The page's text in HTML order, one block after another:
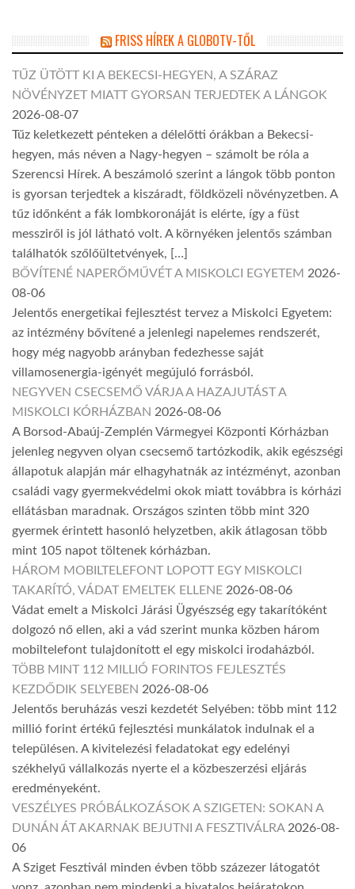
FRISS HÍREK A GLOBOTV-TŐL
TŰZ ÜTÖTT KI A BEKECSI-HEGYEN, A SZÁRAZ
NÖVÉNYZET MIATT GYORSAN TERJEDTEK A LÁNGOK
2026-08-07
Tűz keletkezett pénteken a délelőtti órákban a Bekecsi-
hegyen, más néven a Nagy-hegyen – számolt be róla a
Szerencsi Hírek. A beszámoló szerint a lángok több ponton
is gyorsan terjedtek a kiszáradt, földközeli növényzetben. A
tűz időnként a fák lombkoronáját is elérte, így a füst
messziről is jól látható volt. A környéken jelentős számban
találhatók szőlőültetvények, […]
BŐVÍTENÉ NAPERŐMŰVÉT A MISKOLCI EGYETEM 2026-
08-06
Jelentős energetikai fejlesztést tervez a Miskolci Egyetem:
az intézmény bővítené a jelenlegi napelemes rendszerét,
hogy még nagyobb arányban fedezhesse saját
villamosenergia-igényét megújuló forrásból.
NEGYVEN CSECSEMŐ VÁRJA A HAZAJUTÁST A
MISKOLCI KÓRHÁZBAN 2026-08-06
A Borsod-Abaúj-Zemplén Vármegyei Központi Kórházban
jelenleg negyven olyan csecsemő tartózkodik, akik egészségi
állapotuk alapján már elhagyhatnák az intézményt, azonban
családi vagy gyermekvédelmi okok miatt továbbra is kórházi
ellátásban maradnak. Országos szinten több mint 320
gyermek érintett hasonló helyzetben, akik átlagosan több
mint 105 napot töltenek kórházban.
HÁROM MOBILTELEFONT LOPOTT EGY MISKOLCI
TAKARÍTÓ, VÁDAT EMELTEK ELLENE 2026-08-06
Vádat emelt a Miskolci Járási Ügyészség egy takarítóként
dolgozó nő ellen, aki a vád szerint munka közben három
mobiltelefont tulajdonított el egy miskolci irodaházból.
TÖBB MINT 112 MILLIÓ FORINTOS FEJLESZTÉS
KEZDŐDIK SELYEBEN 2026-08-06
Jelentős beruházás veszi kezdetét Selyében: több mint 112
millió forint értékű fejlesztési munkálatok indulnak el a
településen. A kivitelezési feladatokat egy edelényi
székhelyű vállalkozás nyerte el a közbeszerzési eljárás
eredményeként.
VESZÉLYES PRÓBÁLKOZÁSOK A SZIGETEN: SOKAN A
DUNÁN ÁT AKARNAK BEJUTNI A FESZTIVÁLRA 2026-08-
06
A Sziget Fesztivál minden évben több százezer látogatót